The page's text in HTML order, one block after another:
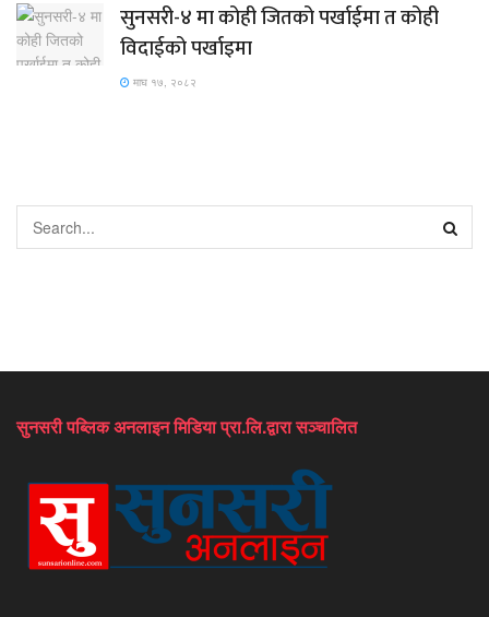
सुनसरी-४ मा कोही जितको पर्खाईमा त कोही
विदाईको पर्खाइमा
माघ १७, २०८२
सुनसरी पब्लिक अनलाइन मिडिया प्रा.लि.द्वारा सञ्चालित